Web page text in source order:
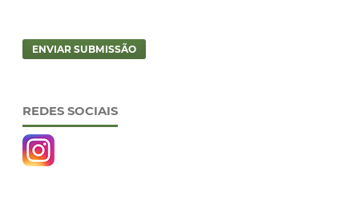
ENVIAR SUBMISSÃO
REDES SOCIAIS